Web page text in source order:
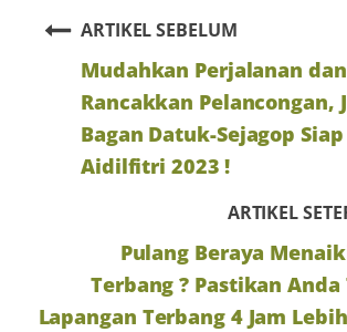
ARTIKEL SEBELUM
Mudahkan Perjalanan dan
Rancakkan Pelancongan,
Bagan Datuk-Sejagop
Aidilfitri 2023 !
ARTIKEL
Pulang Beraya
Terbang ? Pastikan Anda
Lapangan Terbang 4 Jam